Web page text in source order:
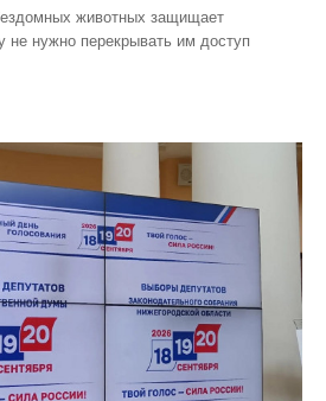
животных защищает
не нужно перекрывать им доступ